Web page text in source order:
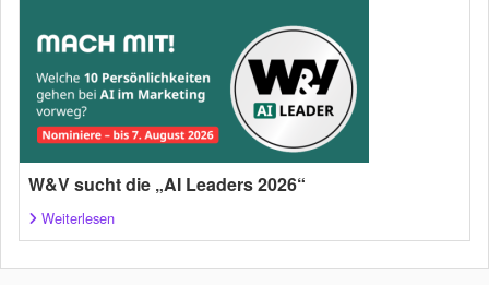
W&V sucht die „AI Leaders 2026“
Weiterlesen